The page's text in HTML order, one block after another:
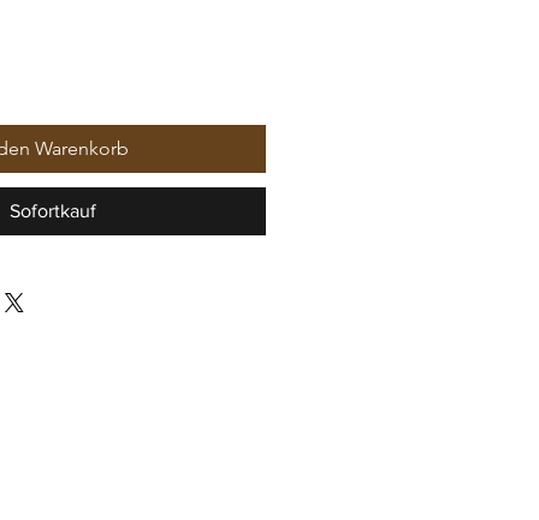
Warenkorb
Sofortkauf